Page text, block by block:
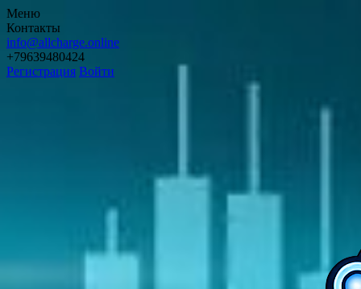
Меню
Контакты
info@allcharge.online
+79639480424
Регистрация Войти